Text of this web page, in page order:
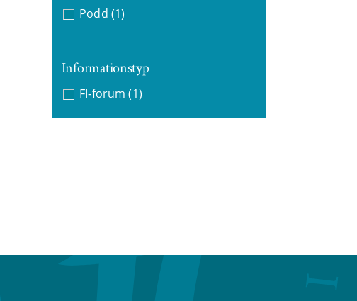
Podd (1)
Informationstyp
FI-forum (1)